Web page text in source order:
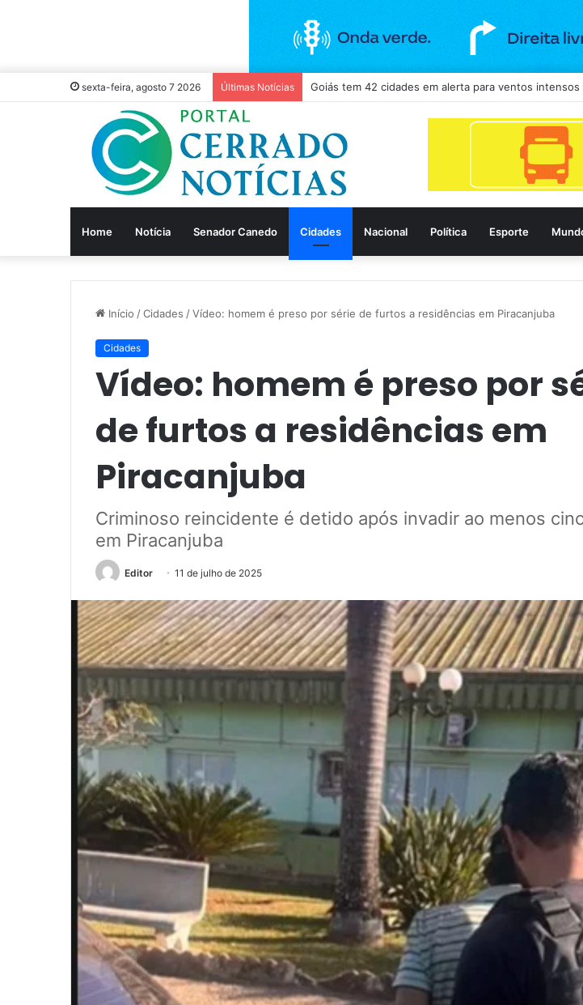
sexta-feira, agosto 7 2026 Últimas Notícias TCM libera continuidade de concurso da Câmara de
Home Notícia Senador Canedo Cidades Nacional Política Esporte
Início /Cidades /Vídeo: homem é preso por série de furtos a residências em Piracanjuba
Cidades
Vídeo: homem é preso por
de furtos a residências em
Piracanjuba
Criminoso reincidente é detido após invadir ao menos
em Piracanjuba
Editor 11 de julho de 2025